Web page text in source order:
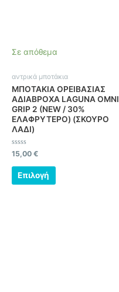
Σε απόθεμα
αντρικά μποτάκια
ΜΠΟΤΑΚΙΑ ΟΡΕΙΒΑΣΙΑΣ
ΑΔΙΑΒΡΟΧΑ LAGUNA OMNI
GRIP 2 (NEW / 30%
ΕΛΑΦΡΥΤΕΡΟ) (ΣΚΟΥΡΟ
ΛΑΔΙ)
Βαθμολογήθηκε
με
0
από
15,00 €
Επιλογή
στη
σελίδα
του
προϊόντος